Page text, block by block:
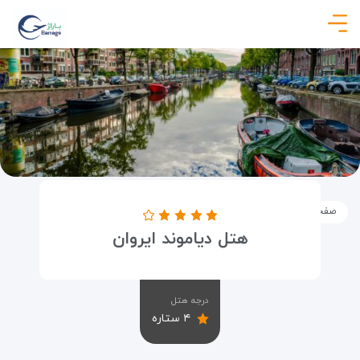
صفحه نخست اقامتگاه ها هتل دیاموند ایروان
هتل دیاموند ایروان
درجه هتل